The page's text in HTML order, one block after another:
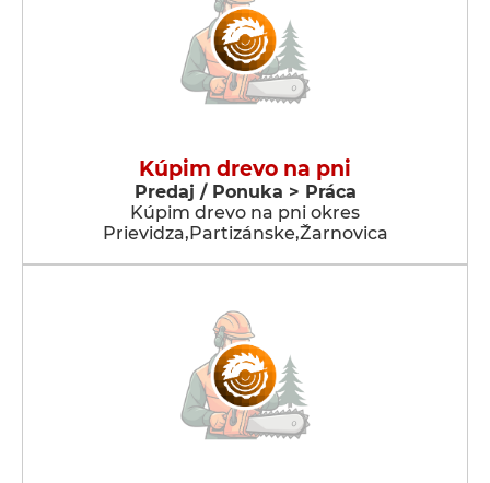
Kúpim drevo na pni
Predaj / Ponuka > Práca
Kúpim drevo na pni okres
Prievidza,Partizánske,Žarnovica